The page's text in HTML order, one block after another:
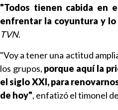
"Todos tienen cabida en
enfrentar la coyuntura y lo
TVN.
"Voy a tener una actitud
los grupos, porque aquí la
el siglo XXI, para
de hoy", enfatizó el timonel